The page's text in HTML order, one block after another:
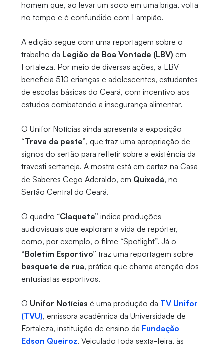
homem que, ao levar um soco em uma briga, volta
no tempo e é confundido com Lampião.
A edição segue com uma reportagem sobre o
trabalho da Legião da Boa Vontade (LBV) em
Fortaleza. Por meio de diversas ações, a LBV
beneficia 510 crianças e adolescentes, estudantes
de escolas básicas do Ceará, com incentivo aos
estudos combatendo a insegurança alimentar.
O Unifor Notícias ainda apresenta a exposição
“Trava da peste”, que traz uma apropriação de
signos do sertão para refletir sobre a existência da
travesti sertaneja. A mostra está em cartaz na Casa
de Saberes Cego Aderaldo, em Quixadá, no
Sertão Central do Ceará.
O quadro “Claquete” indica produções
audiovisuais que exploram a vida de repórter,
como, por exemplo, o filme “Spotlight”. Já o
“Boletim Esportivo” traz uma reportagem sobre
basquete de rua, prática que chama atenção dos
entusiastas esportivos.
O Unifor Notícias é uma produção da TV Unifor
(TVU), emissora acadêmica da Universidade de
Fortaleza, instituição de ensino da Fundação
Edson Queiroz. Veiculado toda sexta-feira, às